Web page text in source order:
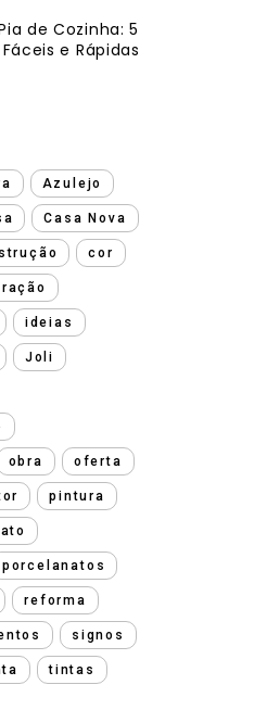
de Cozinha: 5
e Rápidas
Azulejo
Casa Nova
cor
ideias
Joli
obra oferta
pintura
porcelanatos
reforma
signos
tintas